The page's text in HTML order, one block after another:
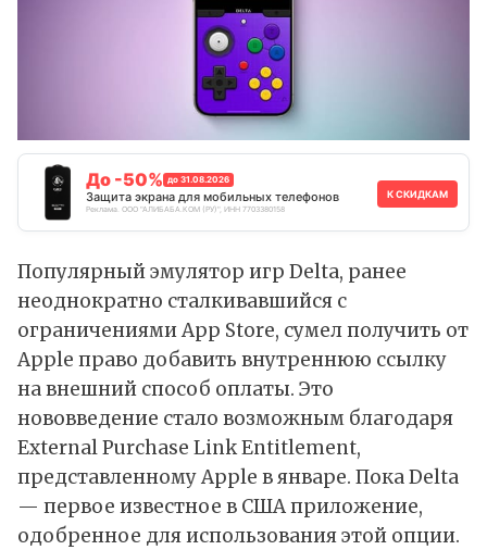
До -50% до 31.08.2026
Защита экрана для мобильных телефонов
Реклама. ООО "АЛИБАБА.КОМ (РУ)", ИНН 7703380158
К СКИДКАМ
Популярный эмулятор игр Delta, ранее
неоднократно сталкивавшийся с
ограничениями App Store, сумел получить от
Apple право добавить внутреннюю ссылку
на внешний способ оплаты. Это
нововведение стало возможным благодаря
External Purchase Link Entitlement,
представленному Apple в январе. Пока Delta
— первое известное в США приложение,
одобренное для использования этой опции.